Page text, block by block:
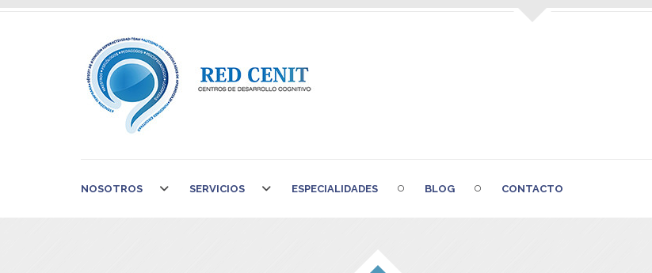
NOSOTROS SERVICIOS ESPECIALIDADES BLOG CONTACTO